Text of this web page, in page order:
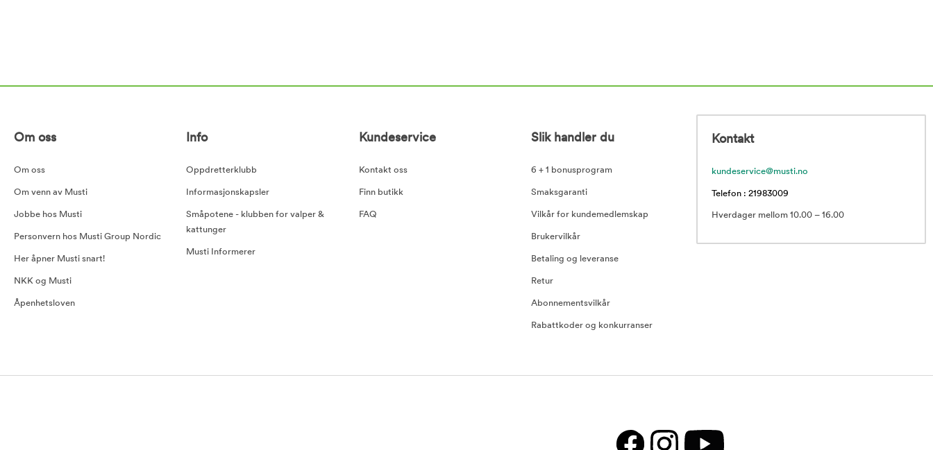
Om oss
Om oss
Om venn av Musti
Jobbe hos Musti
Personvern hos Musti Group Nordic
Her åpner Musti snart!
NKK og Musti
Åpenhetsloven
Info
Oppdretterklubb
Informasjonskapsler
Småpotene - klubben for valper &
kattunger
Musti Informerer
Kundeservice
Kontakt oss
Finn butikk
FAQ
Slik handler du
6 + 1 bonusprogram
Smaksgaranti
Vilkår for kundemedlemskap
Brukervilkår
Betaling og leveranse
Retur
Abonnementsvilkår
Rabattkoder og konkurranser
Kontakt
kundeservice@musti.no
Telefon : 21983009
Hverdager mellom 10.00 – 16.00